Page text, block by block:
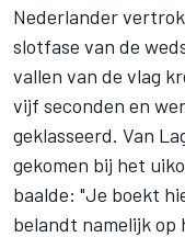
Nederlander
slotfase van de
vallen van de vlag
vijf seconden en
geklasseerd. Van
gekomen bij het
baalde: "Je boekt
belandt namelijk op